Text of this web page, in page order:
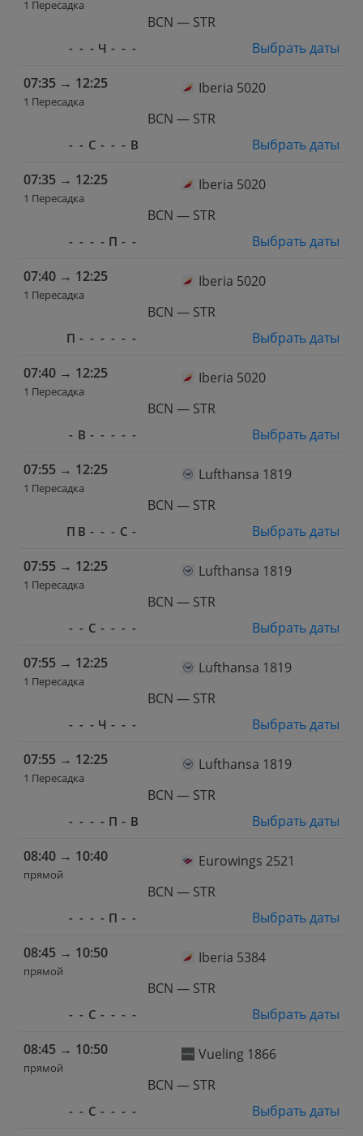
1 Пересадка
BCN — STR
- - - Ч - - -
Выбрать даты
07:35 → 12:25
1 Пересадка
Iberia 5020
BCN — STR
- - С - - - В
Выбрать даты
07:35 → 12:25
1 Пересадка
Iberia 5020
BCN — STR
- - - - П - -
Выбрать даты
07:40 → 12:25
1 Пересадка
Iberia 5020
BCN — STR
П - - - - - -
Выбрать даты
07:40 → 12:25
1 Пересадка
Iberia 5020
BCN — STR
- В - - - - -
Выбрать даты
07:55 → 12:25
1 Пересадка
Lufthansa 1819
BCN — STR
П В - - - С -
Выбрать даты
07:55 → 12:25
1 Пересадка
Lufthansa 1819
BCN — STR
- - С - - - -
Выбрать даты
07:55 → 12:25
1 Пересадка
Lufthansa 1819
BCN — STR
- - - Ч - - -
Выбрать даты
07:55 → 12:25
1 Пересадка
Lufthansa 1819
BCN — STR
- - - - П - В
Выбрать даты
08:40 → 10:40
прямой
Eurowings 2521
BCN — STR
- - - - П - -
Выбрать даты
08:45 → 10:50
прямой
Iberia 5384
BCN — STR
- - С - - - -
Выбрать даты
08:45 → 10:50
прямой
Vueling 1866
BCN — STR
- - С - - - -
Выбрать даты